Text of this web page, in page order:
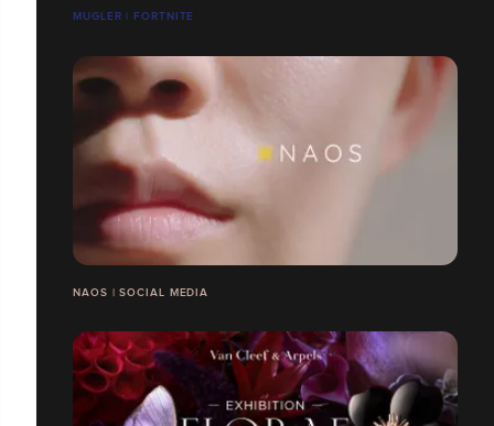
MUGLER | FORTNITE
NAOS | SOCIAL MEDIA